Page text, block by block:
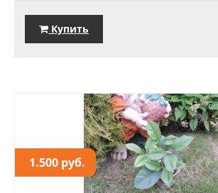
Купить
1.500 руб.